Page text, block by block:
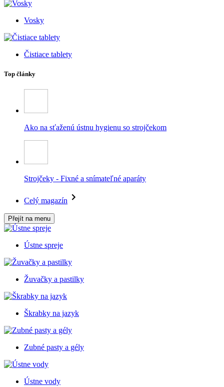
Vosky
Čistiace tablety
Top články
Ako na sťaženú ústnu hygienu so strojčekom
Strojčeky - Fixné a snímateľné aparáty
Celý magazín
Přejít na menu
Ústne spreje
Žuvačky a pastilky
Škrabky na jazyk
Zubné pasty a gély
Ústne vody